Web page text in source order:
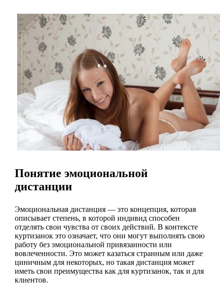
Понятие эмоциональной
дистанции
Эмоциональная дистанция — это концепция, которая
описывает степень, в которой индивид способен
отделять свои чувства от своих действий. В контексте
куртизанок это означает, что они могут выполнять свою
работу без эмоциональной привязанности или
вовлеченности. Это может казаться странным или даже
циничным для некоторых, но такая дистанция может
иметь свои преимущества как для куртизанок, так и для
клиентов.